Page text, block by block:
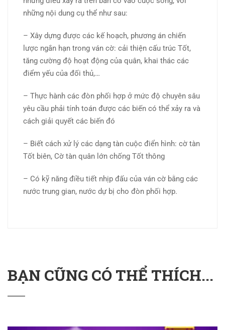
những nội dung cụ thể như sau:
– Xây dựng được các kế hoạch, phương án chiến
lược ngắn hạn trong ván cờ: cải thiện cấu trúc Tốt,
tăng cường độ hoạt động của quân, khai thác các
điểm yếu của đối thủ,…
– Thực hành các đòn phối hợp ở mức độ chuyên sâu
yêu cầu phải tính toán được các biến có thể xảy ra và
cách giải quyết các biến đó
– Biết cách xử lý các dạng tàn cuộc điển hình: cờ tàn
Tốt biên, Cờ tàn quân lớn chống Tốt thông
– Có kỹ năng điều tiết nhịp đấu của ván cờ bằng các
nước trung gian, nước dự bị cho đòn phối hợp.
BẠN CŨNG CÓ THỂ THÍCH...